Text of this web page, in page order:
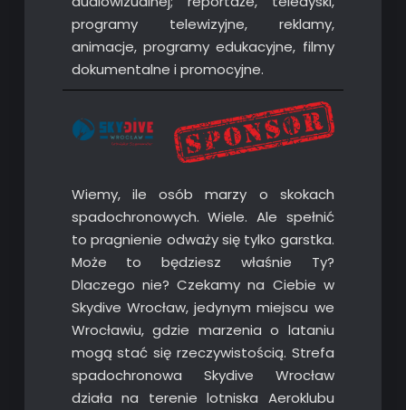
programy telewizyjne, reklamy,
animacje, programy edukacyjne, filmy
dokumentalne i promocyjne.
Wiemy, ile osób marzy o skokach
spadochronowych. Wiele. Ale spełnić
to pragnienie odważy się tylko garstka.
Może to będziesz właśnie Ty?
Dlaczego nie? Czekamy na Ciebie w
Skydive Wrocław, jedynym miejscu we
Wrocławiu, gdzie marzenia o lataniu
mogą stać się rzeczywistością. Strefa
spadochronowa Skydive Wrocław
działa na terenie lotniska Aeroklubu